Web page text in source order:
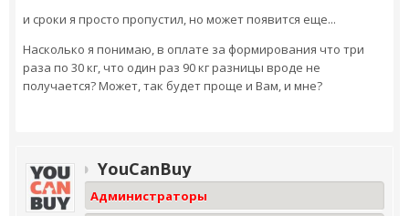
и сроки я просто пропустил, но может появится еще...
Насколько я понимаю, в оплате за формирования что три
раза по 30 кг, что один раз 90 кг разницы вроде не
получается? Может, так будет проще и Вам, и мне?
YouCanBuy
Администраторы